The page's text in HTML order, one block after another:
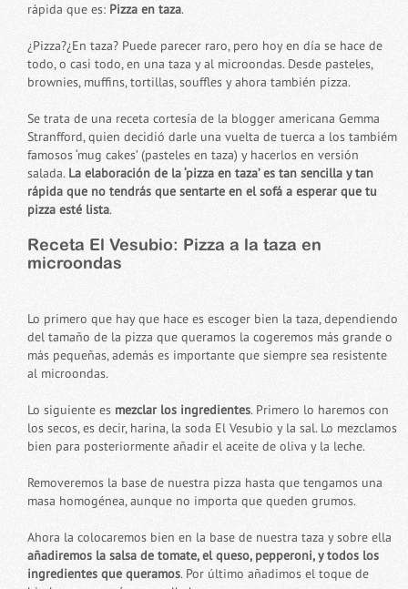
rápida que es: Pizza en taza.
¿Pizza?¿En taza? Puede parecer raro, pero hoy en día se hace de
todo, o casi todo, en una taza y al microondas. Desde pasteles,
brownies, muffins, tortillas, souffles y ahora también pizza.
Se trata de una receta cortesía de la blogger americana Gemma
Stranfford, quien decidió darle una vuelta de tuerca a los tambiém
famosos ‘mug cakes’ (pasteles en taza) y hacerlos en versión
salada. La elaboración de la ‘pizza en taza’ es tan sencilla y tan
rápida que no tendrás que sentarte en el sofá a esperar que tu
pizza esté lista.
Receta El Vesubio: Pizza a la taza en
microondas
Lo primero que hay que hace es escoger bien la taza, dependiendo
del tamaño de la pizza que queramos la cogeremos más grande o
más pequeñas, además es importante que siempre sea resistente
al microondas.
Lo siguiente es mezclar los ingredientes. Primero lo haremos con
los secos, es decir, harina, la soda El Vesubio y la sal. Lo mezclamos
bien para posteriormente añadir el aceite de oliva y la leche.
Removeremos la base de nuestra pizza hasta que tengamos una
masa homogénea, aunque no importa que queden grumos.
Ahora la colocaremos bien en la base de nuestra taza y sobre ella
añadiremos la salsa de tomate, el queso, pepperoni, y todos los
ingredientes que queramos. Por último añadimos el toque de